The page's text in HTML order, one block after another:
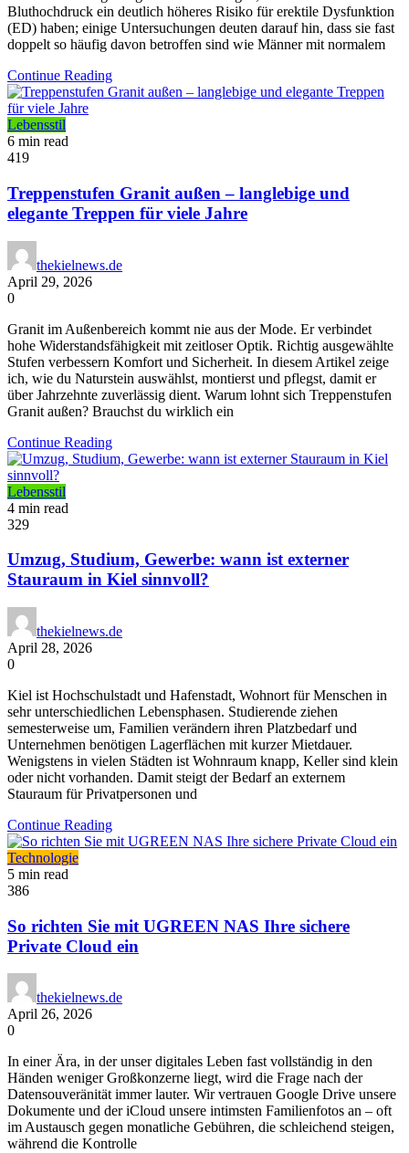
Bluthochdruck ein deutlich höheres Risiko für erektile Dysfunktion
(ED) haben; einige Untersuchungen deuten darauf hin, dass sie fast
doppelt so häufig davon betroffen sind wie Männer mit normalem
Continue Reading
Lebensstil
6 min read
419
Treppenstufen Granit außen – langlebige und
elegante Treppen für viele Jahre
thekielnews.de
April 29, 2026
0
Granit im Außenbereich kommt nie aus der Mode. Er verbindet
hohe Widerstandsfähigkeit mit zeitloser Optik. Richtig ausgewählte
Stufen verbessern Komfort und Sicherheit. In diesem Artikel zeige
ich, wie du Naturstein auswählst, montierst und pflegst, damit er
über Jahrzehnte zuverlässig dient. Warum lohnt sich Treppenstufen
Granit außen? Brauchst du wirklich ein
Continue Reading
Lebensstil
4 min read
329
Umzug, Studium, Gewerbe: wann ist externer
Stauraum in Kiel sinnvoll?
thekielnews.de
April 28, 2026
0
Kiel ist Hochschulstadt und Hafenstadt, Wohnort für Menschen in
sehr unterschiedlichen Lebensphasen. Studierende ziehen
semesterweise um, Familien verändern ihren Platzbedarf und
Unternehmen benötigen Lagerflächen mit kurzer Mietdauer.
Wenigstens in vielen Städten ist Wohnraum knapp, Keller sind klein
oder nicht vorhanden. Damit steigt der Bedarf an externem
Stauraum für Privatpersonen und
Continue Reading
Technologie
5 min read
386
So richten Sie mit UGREEN NAS Ihre sichere
Private Cloud ein
thekielnews.de
April 26, 2026
0
In einer Ära, in der unser digitales Leben fast vollständig in den
Händen weniger Großkonzerne liegt, wird die Frage nach der
Datensouveränität immer lauter. Wir vertrauen Google Drive unsere
Dokumente und der iCloud unsere intimsten Familienfotos an – oft
im Austausch gegen monatliche Gebühren, die schleichend steigen,
während die Kontrolle